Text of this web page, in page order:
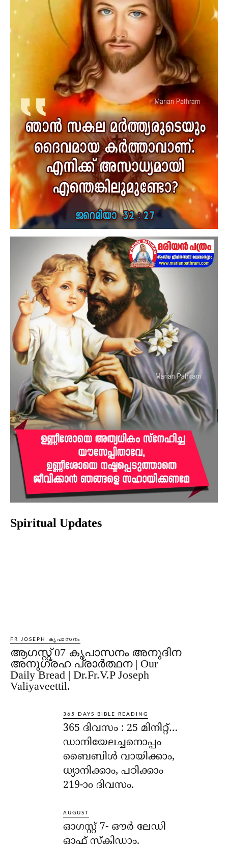
Spiritual Updates
FR JOSEPH കൃപാസനം
ആഗസ്റ്റ് 07 കൃപാസനം അനുദിന
അനുഗ്രഹ പ്രാർത്ഥന | Our
Daily Bread | Dr.Fr.V.P Joseph
Valiyaveettil.
365 DAYS BIBLE READING
365 ദിവസം : 25 മിനിറ്റ്…
ഡാനിയേലച്ചനൊപ്പം
ബൈബിൾ വായിക്കാം,
ധ്യാനിക്കാം, പഠിക്കാം
219-ാo ദിവസം.
AUGUST
ഓഗസ്റ്റ് 7- ഔര്‍ ലേഡി
ഓഫ് സ്‌കിഡാം.